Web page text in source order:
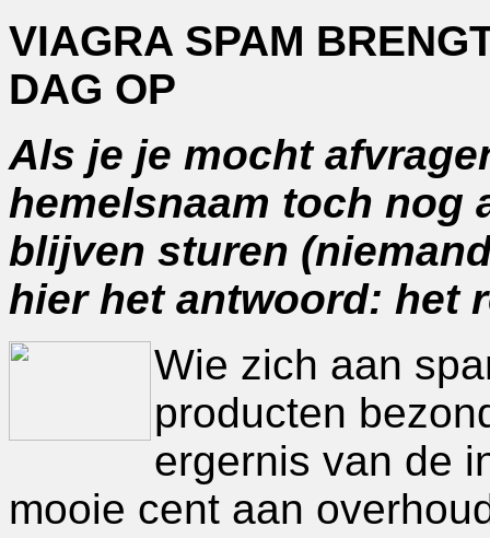
VIAGRA SPAM
DAG OP
Als je je mocht
hemelsnaam toch nog
blijven sturen
hier het antwoord: het
Wie zich aan
producten
ergernis van de
mooie cent aan